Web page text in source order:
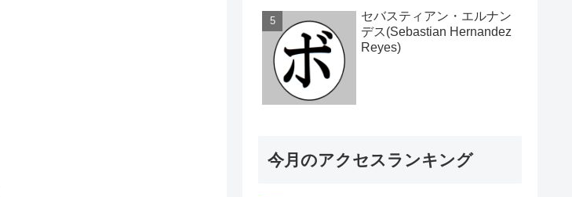
セバスティアン・エルナン
デス(Sebastian Hernandez
Reyes)
今月のアクセスランキング